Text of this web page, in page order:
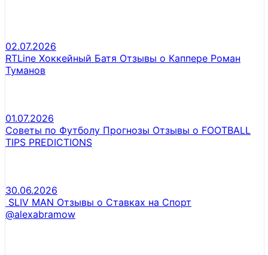
02.07.2026
RTLine Хоккейный Батя Отзывы о Каппере Роман
Туманов
01.07.2026
Советы по Футболу Прогнозы Отзывы о FOOTBALL
TIPS PREDICTIONS
30.06.2026
SLIV MAN Отзывы о Ставках на Спорт
@alexabramow